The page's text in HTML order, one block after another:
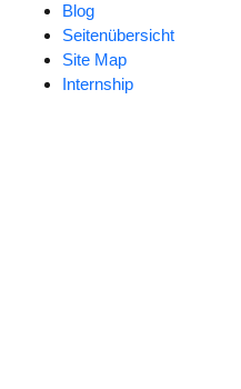
Blog
Seitenübersicht
Site Map
Internship